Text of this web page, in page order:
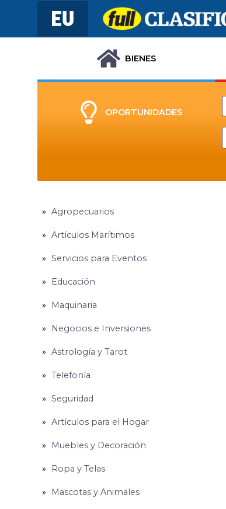
BIENES
OPORTUNIDADES
Agropecuarios
Artículos Marítimos
Servicios para Eventos
Educación
Maquinaria
Negocios e Inversiones
Astrología y Tarot
Telefonía
Seguridad
Artículos para el Hogar
Muebles y Decoración
Ropa y Telas
Mascotas y Animales